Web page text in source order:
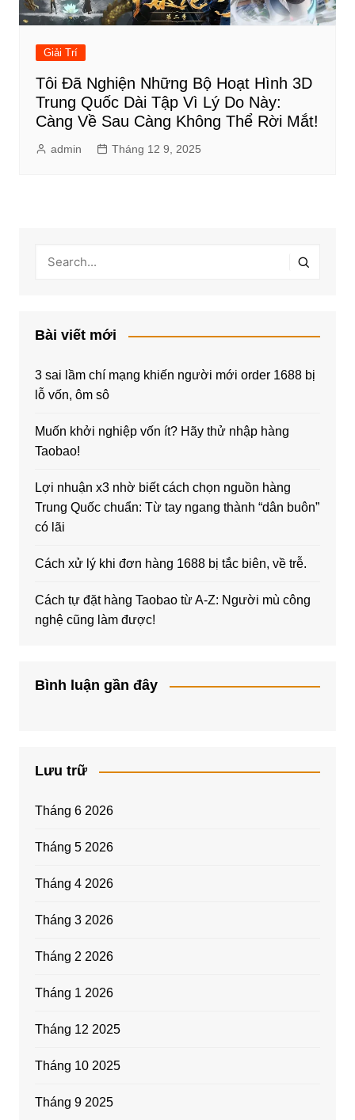
Giải Trí
Tôi Đã Nghiện Những Bộ Hoạt Hình 3D
Trung Quốc Dài Tập Vì Lý Do Này:
Càng Về Sau Càng Không Thể Rời Mắt!
admin Tháng 12 9, 2025
Bài viết mới
3 sai lầm chí mạng khiến người mới order 1688 bị
lỗ vốn, ôm sô
Muốn khởi nghiệp vốn ít? Hãy thử nhập hàng
Taobao!
Lợi nhuận x3 nhờ biết cách chọn nguồn hàng
Trung Quốc chuẩn: Từ tay ngang thành “dân buôn”
có lãi
Cách xử lý khi đơn hàng 1688 bị tắc biên, về trễ.
Cách tự đặt hàng Taobao từ A-Z: Người mù công
nghệ cũng làm được!
Bình luận gần đây
Lưu trữ
Tháng 6 2026
Tháng 5 2026
Tháng 4 2026
Tháng 3 2026
Tháng 2 2026
Tháng 1 2026
Tháng 12 2025
Tháng 10 2025
Tháng 9 2025